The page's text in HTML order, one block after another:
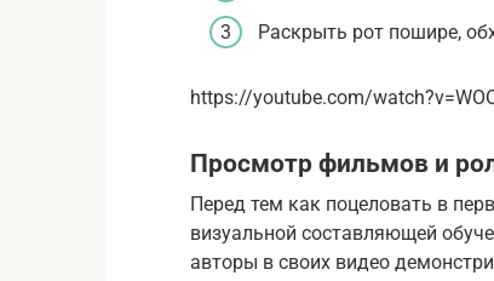
Раскрыть рот пошире,
https://youtube.com/
Просмотр фильмов и
Перед тем как поцеловать в
визуальной составляющей
авторы в своих видео